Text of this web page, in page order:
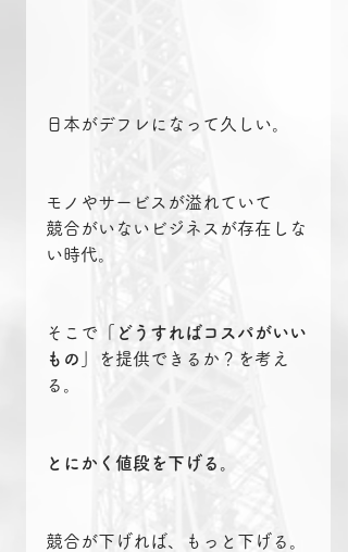
日本がデフレになって久しい。
モノやサービスが溢れていて
競合がいないビジネスが存在しな
い時代。
そこで 「どうすればコスパがいい
もの」
を提供できるか？を考え
る。
とにかく値段を下げる。
競合が下げれば、もっと下げる。